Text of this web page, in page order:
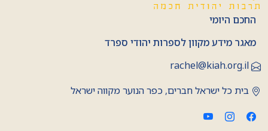
החכם היומי
מאגר מידע מקוון לספרות יהודי ספרד
rachel@kiah.org.il
בית כל ישראל חברים, כפר הנוער מקווה ישראל